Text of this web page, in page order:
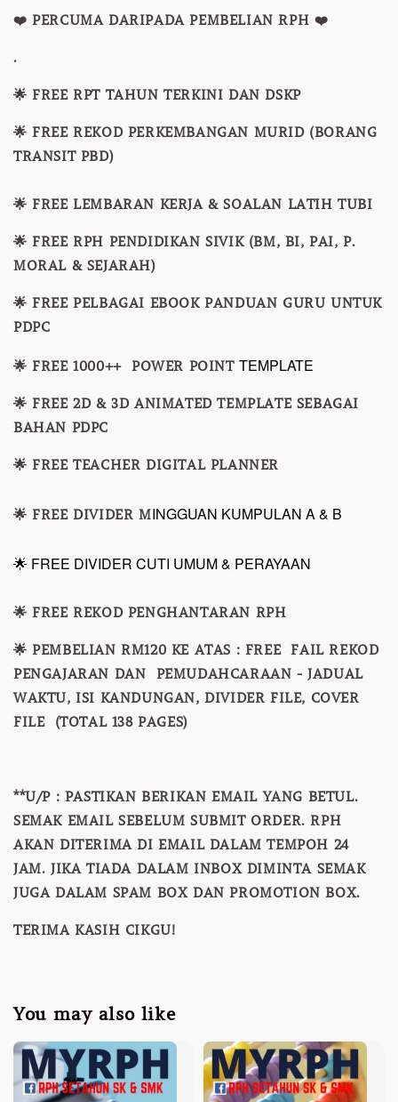
❤️ PERCUMA DARIPADA PEMBELIAN RPH ❤️
.
🌟 FREE RPT TAHUN TERKINI DAN DSKP
🌟 FREE REKOD PERKEMBANGAN MURID (BORANG
TRANSIT PBD)
🌟 FREE LEMBARAN KERJA & SOALAN LATIH TUBI
🌟 FREE RPH PENDIDIKAN SIVIK (BM, BI, PAI, P.
MORAL & SEJARAH)
🌟 FREE PELBAGAI EBOOK PANDUAN GURU UNTUK
PDPC
🌟 FREE 1000++ POWER POINTTEMPLATE
🌟 FREE 2D & 3D ANIMATED TEMPLATE SEBAGAI
BAHAN PDPC
🌟 FREE TEACHER DIGITAL PLANNER
🌟 FREE DIVIDER MINGGUAN KUMPULAN A & B
🌟 FREE DIVIDER CUTI UMUM & PERAYAAN
🌟 FREE REKOD PENGHANTARAN RPH
🌟 PEMBELIAN RM120 KE ATAS : FREE FAIL REKOD
PENGAJARAN DAN PEMUDAHCARAAN - JADUAL
WAKTU, ISI KANDUNGAN, DIVIDER FILE, COVER
FILE (TOTAL 138 PAGES)
**U/P : PASTIKAN BERIKAN EMAIL YANG BETUL.
SEMAK EMAIL SEBELUM SUBMIT ORDER. RPH
AKAN DITERIMA DI EMAIL DALAM TEMPOH 24
JAM. JIKA TIADA DALAM INBOX DIMINTA SEMAK
JUGA DALAM SPAM BOX DAN PROMOTION BOX.
TERIMA KASIH CIKGU!
You may also like